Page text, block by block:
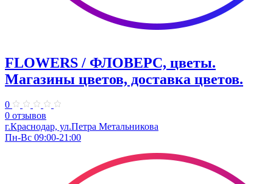
FLOWERS / ФЛОВЕРС, цветы.
Магазины цветов, доставка цветов.
0
0 отзывов
г.Краснодар, ул.Петра Метальникова
Пн-Вс 09:00-21:00